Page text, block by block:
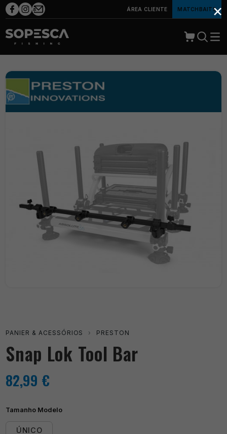
ÁREA CLIENTE MATCHBAITS
PANIER & ACESSÓRIOS › PRESTON
Snap Lok Tool Bar
82,99 €
Tamanho Modelo
ÚNICO
×